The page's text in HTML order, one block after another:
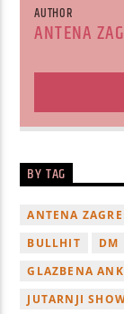
AUTHOR
ANTENA
BY TAG
ANTENA
BULLHIT
DM
GLAZBENA
JUTARNJI